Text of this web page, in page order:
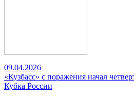
09.04.2026
«Кузбасс» с поражения начал
Кубка России